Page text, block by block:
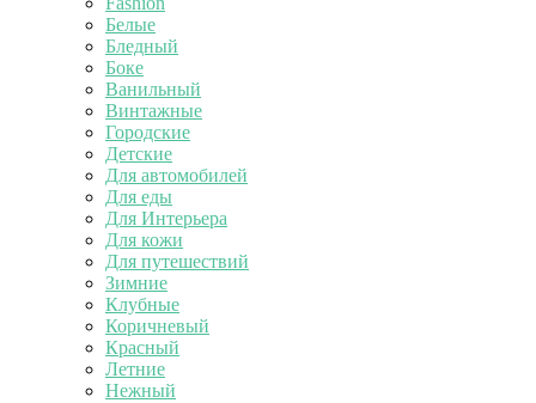
Белые
Бледный
Боке
Ванильный
Винтажные
Городские
Детские
Для автомобилей
Для еды
Для Интерьера
Для кожи
Для путешествий
Зимние
Клубные
Коричневый
Красный
Летние
Нежный